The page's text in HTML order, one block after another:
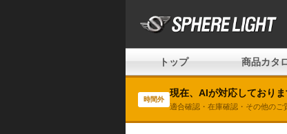
トップ 商品カタ
時間外
現在、AIが対応しており
適合確認・在庫確認・その他の